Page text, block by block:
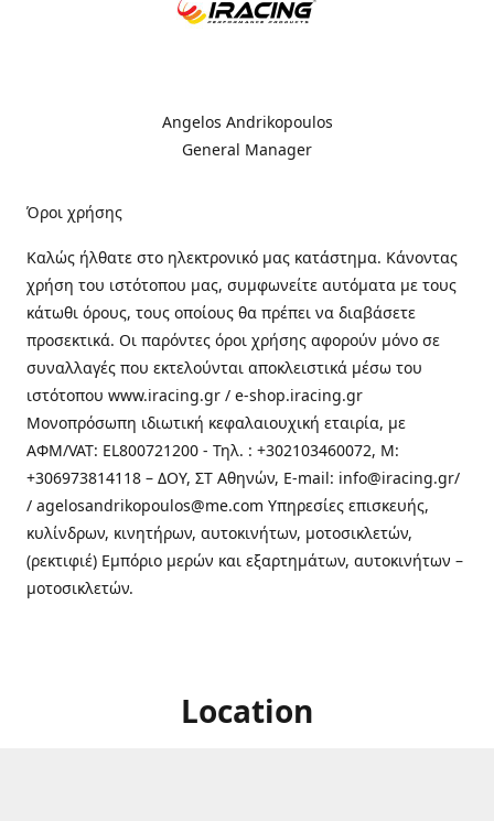
Angelos Andrikopoulos
General Manager
Όροι χρήσης
Καλώς ήλθατε στo ηλεκτρονικό μας κατάστημα. Κάνοντας
χρήση του ιστότοπου μας, συμφωνείτε αυτόματα με τους
κάτωθι όρους, τους οποίους θα πρέπει να διαβάσετε
προσεκτικά. Οι παρόντες όροι χρήσης αφορούν μόνο σε
συναλλαγές που εκτελούνται αποκλειστικά μέσω του
ιστότοπου www.iracing.gr / e-shop.iracing.gr
Μονοπρόσωπη ιδιωτική κεφαλαιουχική εταιρία, με
ΑΦΜ/VAT: EL800721200 - Τηλ. : +302103460072, M:
+306973814118 – ΔΟΥ, ΣΤ Αθηνών, E-mail: info@iracing.gr/
/ agelosandrikopoulos@me.com Υπηρεσίες επισκευής,
κυλίνδρων, κινητήρων, αυτοκινήτων, μοτοσικλετών,
(ρεκτιφιέ) Εμπόριο μερών και εξαρτημάτων, αυτοκινήτων –
μοτοσικλετών.
Location